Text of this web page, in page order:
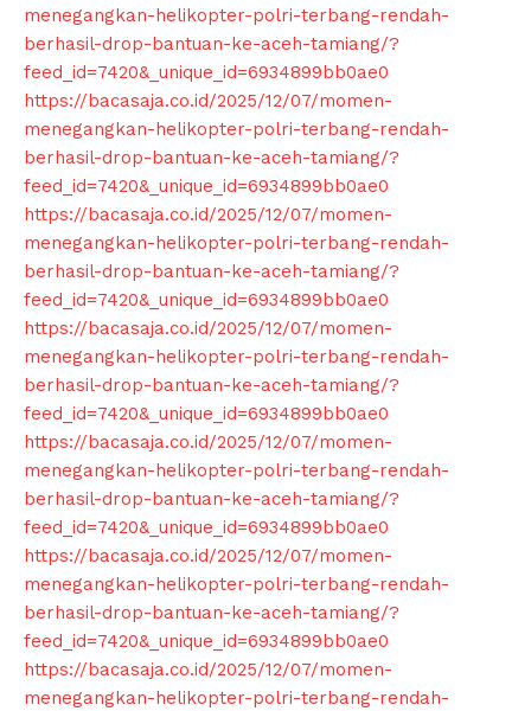
menegangkan-helikopter-polri-terbang-rendah-
berhasil-drop-bantuan-ke-aceh-tamiang/?
feed_id=7420&_unique_id=6934899bb0ae0
https://bacasaja.co.id/2025/12/07/momen-
menegangkan-helikopter-polri-terbang-rendah-
berhasil-drop-bantuan-ke-aceh-tamiang/?
feed_id=7420&_unique_id=6934899bb0ae0
https://bacasaja.co.id/2025/12/07/momen-
menegangkan-helikopter-polri-terbang-rendah-
berhasil-drop-bantuan-ke-aceh-tamiang/?
feed_id=7420&_unique_id=6934899bb0ae0
https://bacasaja.co.id/2025/12/07/momen-
menegangkan-helikopter-polri-terbang-rendah-
berhasil-drop-bantuan-ke-aceh-tamiang/?
feed_id=7420&_unique_id=6934899bb0ae0
https://bacasaja.co.id/2025/12/07/momen-
menegangkan-helikopter-polri-terbang-rendah-
berhasil-drop-bantuan-ke-aceh-tamiang/?
feed_id=7420&_unique_id=6934899bb0ae0
https://bacasaja.co.id/2025/12/07/momen-
menegangkan-helikopter-polri-terbang-rendah-
berhasil-drop-bantuan-ke-aceh-tamiang/?
feed_id=7420&_unique_id=6934899bb0ae0
https://bacasaja.co.id/2025/12/07/momen-
menegangkan-helikopter-polri-terbang-rendah-